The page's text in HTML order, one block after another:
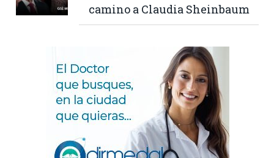
camino a Claudia Sheinbaum